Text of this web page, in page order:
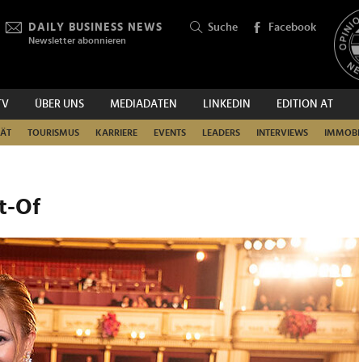
DAILY BUSINESS NEWS
Newsletter abonnieren
Suche Facebook
ÜBER UNS MEDIADATEN LINKEDIN EDITION AT
TOURISMUS KARRIERE EVENTS LEADERS INTERVIEWS
SUCHEN
Of